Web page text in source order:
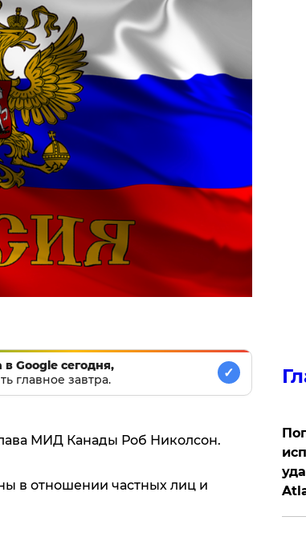
Google сегодня,
главное завтра.
✓
МИД Канады Роб Николсон.
в отношении частных лиц и